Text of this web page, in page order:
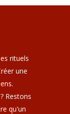
rituels
une
Restons
qu'un